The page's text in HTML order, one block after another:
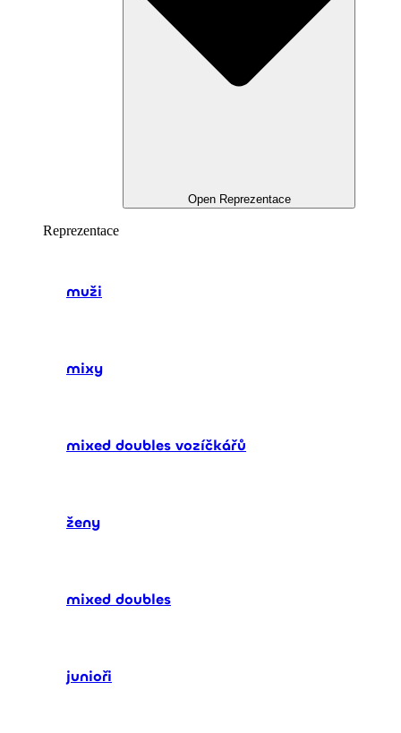
Open Reprezentace
Reprezentace
muži
mixy
mixed doubles vozíčkářů
ženy
mixed doubles
junioři